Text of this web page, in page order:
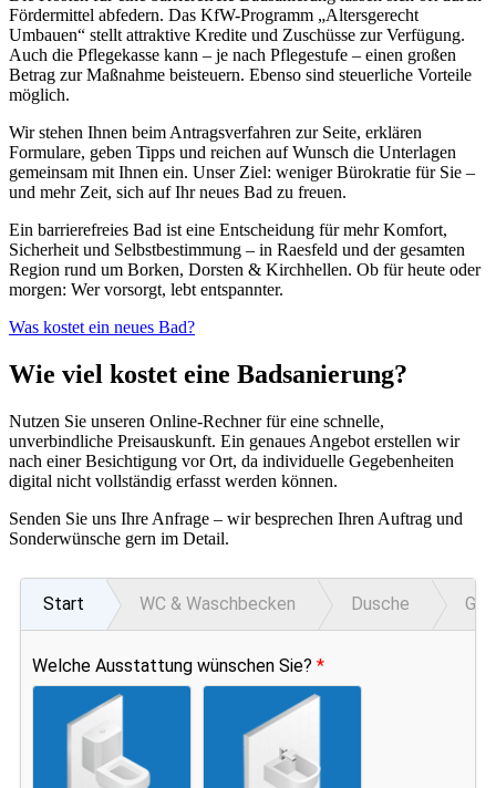
Fördermittel abfedern. Das KfW-Programm „Altersgerecht
Umbauen“ stellt attraktive Kredite und Zuschüsse zur Verfügung.
Auch die Pflegekasse kann – je nach Pflegestufe – einen großen
Betrag zur Maßnahme beisteuern. Ebenso sind steuerliche Vorteile
möglich.
Wir stehen Ihnen beim Antragsverfahren zur Seite, erklären
Formulare, geben Tipps und reichen auf Wunsch die Unterlagen
gemeinsam mit Ihnen ein. Unser Ziel: weniger Bürokratie für Sie –
und mehr Zeit, sich auf Ihr neues Bad zu freuen.
Ein barrierefreies Bad ist eine Entscheidung für mehr Komfort,
Sicherheit und Selbstbestimmung – in Raesfeld und der gesamten
Region rund um Borken, Dorsten & Kirchhellen. Ob für heute oder
morgen: Wer vorsorgt, lebt entspannter.
Was kostet ein neues Bad?
Wie viel kostet eine Badsanierung?
Nutzen Sie unseren Online-Rechner für eine schnelle,
unverbindliche Preisauskunft. Ein genaues Angebot erstellen wir
nach einer Besichtigung vor Ort, da individuelle Gegebenheiten
digital nicht vollständig erfasst werden können.
Senden Sie uns Ihre Anfrage – wir besprechen Ihren Auftrag und
Sonderwünsche gern im Detail.